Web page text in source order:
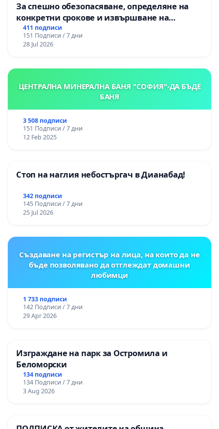
За спешно обезопасяване, определяне на
конкретни срокове и извършване на
цялостна рехабилитация на
републиканския път между пътен възел АМ
„Тракия“ - гр. Ихтиман - с. Мирово - к.к.
411 подписи
151 Подписи / 7 дни
28 Jul 2026
ЦЕНТРАЛНА МИНЕРАЛНА БАНЯ "СОФИЯ"-ДА БЪДЕ
БАНЯ
3 508 подписи
151 Подписи / 7 дни
12 Feb 2025
Стоп на наглия небостъргач в Дианабад!
342 подписи
145 Подписи / 7 дни
25 Jul 2026
Създаване на регистър на лица, на които да не
бъде позволявано да отглеждат домашни
любимци
1 733 подписи
142 Подписи / 7 дни
29 Apr 2026
Изграждане на парк за Остромила и
Беломорски
134 подписи
134 Подписи / 7 дни
3 Aug 2026